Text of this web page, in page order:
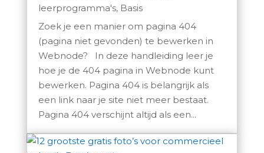
leerprogramma's, Basis
Zoek je een manier om pagina 404
(pagina niet gevonden) te bewerken in
Webnode? In deze handleiding leer je
hoe je de 404 pagina in Webnode kunt
bewerken. Pagina 404 is belangrijk als
een link naar je site niet meer bestaat.
Pagina 404 verschijnt altijd als een...